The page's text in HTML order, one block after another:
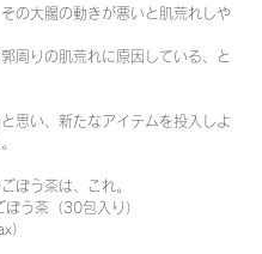
の大腸の動きが悪いと肌荒れしや
周りの肌荒れに原因している、と
思い、新たなアイテムを投入しよ
ぼう茶は、これ。
ぼう茶（30包入り）
）